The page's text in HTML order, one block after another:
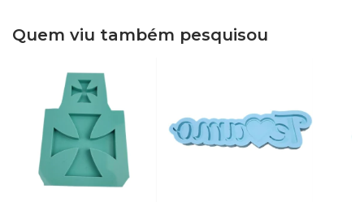
Quem viu também pesquisou